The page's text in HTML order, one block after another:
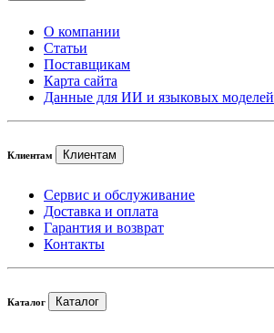
О компании
Статьи
Поставщикам
Карта сайта
Данные для ИИ и языковых моделей
Клиентам Клиентам
Сервис и обслуживание
Доставка и оплата
Гарантия и возврат
Контакты
Каталог Каталог